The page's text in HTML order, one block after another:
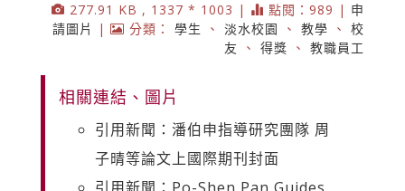
277.91 KB , 1337 * 1003 | 點閱：989 | 申
請圖片
| 分類： 學生 、 淡水校園 、 教學 、 校
友
、 得獎 、 教職員工
相關連結、圖片
引用新聞：潘伯申指導研究團隊 周
子晴等論文上國際期刊封面